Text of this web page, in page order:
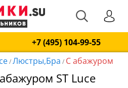
+7 (495) 104-99-55
/Люстры,Бра / С абажуром
ST Luce